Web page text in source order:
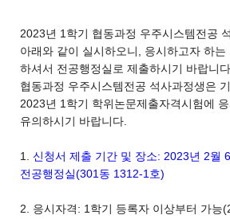
2023년 1학기 협동과정 우주시스템전공
아래와 같이 실시하오니, 응시하고자 하는
하셔서 전공행정실로 제출하시기 바랍니다.
협동과정 우주시스템전공 석사과정생은
2023년 1학기 학위논문제출자격시험에
유의하시기 바랍니다.
1. 신청서 제출 기간 및 장소: 2023년 2월
전공행정실(301동 1312-1호)
2. 응시자격: 1학기 등록자 이상부터 가능